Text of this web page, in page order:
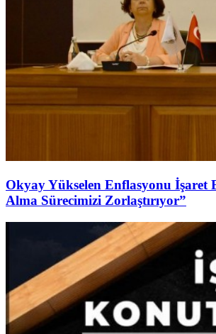
Okyay Yükselen Enflasyonu İşaret
Alma Sürecimizi Zorlaştırıyor”